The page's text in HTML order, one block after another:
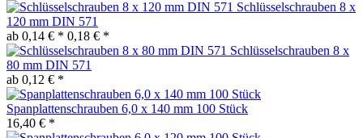
Schlüsselschrauben 8 x
120 mm DIN 571
ab 0,14 € * 0,18 € *
Schlüsselschrauben 8 x
80 mm DIN 571
ab 0,12 € *
Spanplattenschrauben 6,0 x 140 mm 100 Stück
16,40 € *